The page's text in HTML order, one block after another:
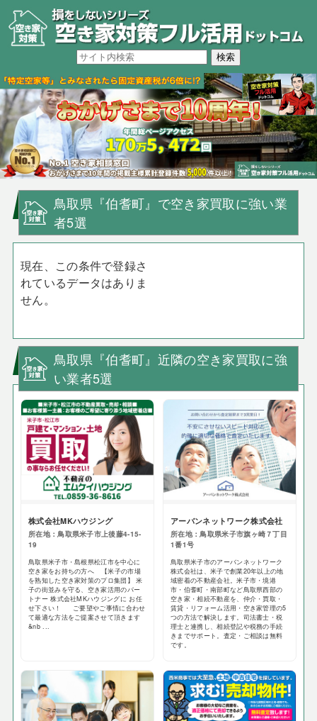
鳥取県『伯耆町』で空き家買取に強い業
者5選
現在、この条件で登録さ
れているデータはありま
せん。
鳥取県『伯耆町』近隣の空き家買取に強
い業者5選
株式会社MKハウジング
所在地：鳥取県米子市上後藤4-15-
19
鳥取県米子市・島根県松江市を中心に
空き家をお持ちの方へ 【米子の市場
を熟知した空き家対策のプロ集団】 米
子の街並みを守る、空き家活用のパー
トナー 株式会社MKハウジングに お任
せ下さい！ ご要望やご事情に合わせ
て最適な方法をご提案させて頂きます
&nb ...
アーバンネットワーク株式会社
所在地：鳥取県米子市旗ヶ崎７丁目
1番1号
鳥取県米子市のアーバンネットワーク
株式会社は、米子で創業20年以上の地
域密着の不動産会社。米子市・境港
市・伯耆町・南部町など鳥取県西部の
空き家・相続不動産を、仲介・買取・
賃貸・リフォーム活用・空き家管理の5
つの方法で解決します。司法書士・税
理士と連携し、相続登記や税務の手続
きまでサポート。査定・ご相談は無料
です。